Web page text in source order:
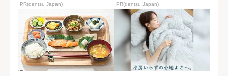
PR(dentsu Japan) PR(dentsu Japan)